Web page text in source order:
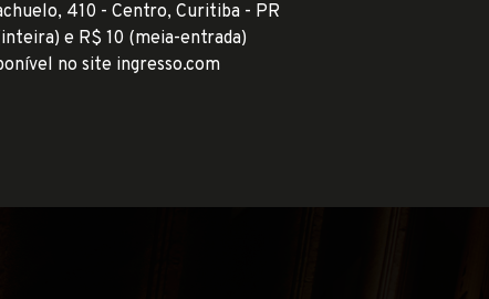
410 - Centro, Curitiba - PR
e R$ 10 (meia-entrada)
no site ingresso.com